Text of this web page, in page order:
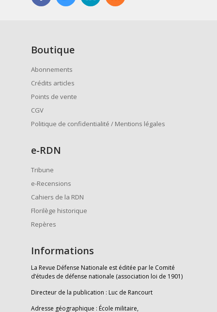
Boutique
Abonnements
Crédits articles
Points de vente
CGV
Politique de confidentialité / Mentions légales
e-RDN
Tribune
e-Recensions
Cahiers de la RDN
Florilège historique
Repères
Informations
La Revue Défense Nationale est éditée par le Comité
d’études de défense nationale (association loi de 1901)
Directeur de la publication : Luc de Rancourt
Adresse géographique : École militaire,